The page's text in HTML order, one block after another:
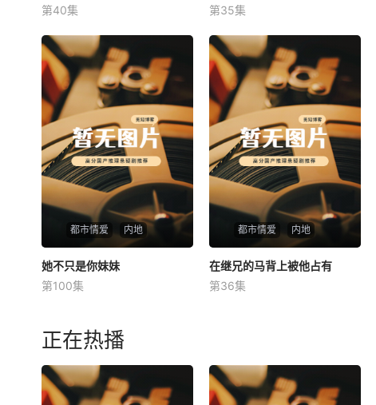
未知
第40集
未知
第35集
都市情爱 内地
她不只是你妹妹
未知
她不只是你妹妹
第100集
都市情爱 内地
未知
在继兄的马背上被他占有
第36集
正在热播